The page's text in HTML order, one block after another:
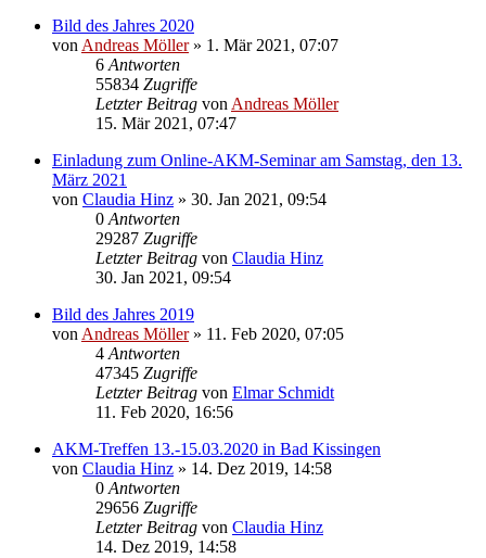
Bild des Jahres 2020
von Andreas Möller» 1. Mär 2021, 07:07
6 Antworten
55834 Zugriffe
Letzter Beitrag von Andreas Möller
15. Mär 2021, 07:47
Einladung zum Online-AKM-Seminar am Samstag, den 13.
März 2021
von Claudia Hinz » 30. Jan 2021, 09:54
0 Antworten
29287 Zugriffe
Letzter Beitrag von Claudia Hinz
30. Jan 2021, 09:54
Bild des Jahres 2019
von Andreas Möller» 11. Feb 2020, 07:05
4 Antworten
47345 Zugriffe
Letzter Beitrag von Elmar Schmidt
11. Feb 2020, 16:56
AKM-Treffen 13.-15.03.2020 in Bad Kissingen
von Claudia Hinz » 14. Dez 2019, 14:58
0 Antworten
29656 Zugriffe
Letzter Beitrag von Claudia Hinz
14. Dez 2019, 14:58